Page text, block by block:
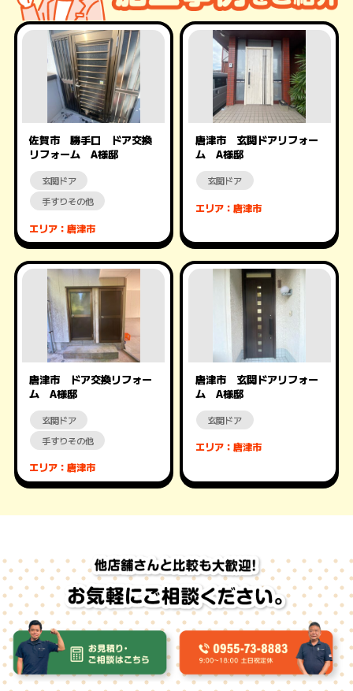
佐賀市 勝手口 ドア交換
リフォーム A様邸
玄関ドア
手すりその他
エリア：唐津市
唐津市 玄関ドアリフォー
ム A様邸
玄関ドア
エリア：唐津市
唐津市 ドア交換リフォー
ム A様邸
玄関ドア
手すりその他
エリア：唐津市
唐津市 玄関ドアリフォー
ム A様邸
玄関ドア
エリア：唐津市